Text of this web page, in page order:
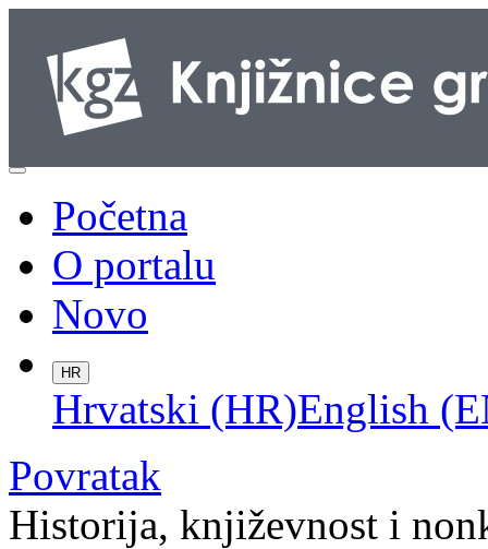
Početna
O portalu
Novo
HR
Hrvatski (HR)English
Povratak
Historija, književnost i